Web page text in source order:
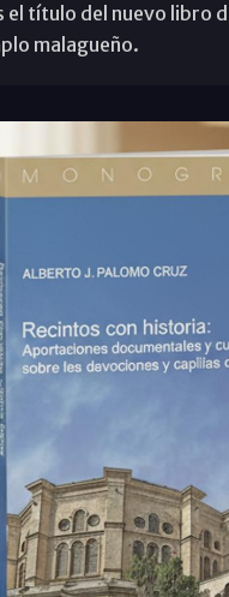
el título del nuevo libro
malagueño.